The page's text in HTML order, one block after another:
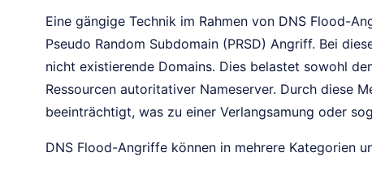
Eine gängige Technik im Rahmen von DNS Flood-
Pseudo Random Subdomain (PRSD) Angriff. Bei
nicht existierende Domains. Dies belastet sowohl
Ressourcen autoritativer Nameserver. Durch diese
beeinträchtigt, was zu einer Verlangsamung oder
DNS Flood-Angriffe können in mehrere Kategorien